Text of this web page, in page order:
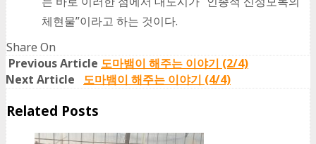
체현물”이라고 하는 것이다.
Share On
Share
on
Facebook
Share
on
Twitter
Share
on
Google+
Share
on
Whatsapp
Previous Article 도마뱀이 해주는 이야기 (2/4)
Next Article
도마뱀이 해주는 이야기 (4/4)
Related Posts